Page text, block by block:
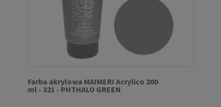
Farba akrylowa MAIMERI Acrylico 200
ml - 321 - PHTHALO GREEN